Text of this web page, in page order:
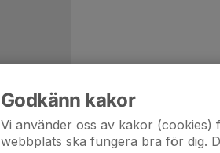
Godkänn kakor
Vi använder oss av kakor (cookies)
webbplats ska fungera bra för dig.